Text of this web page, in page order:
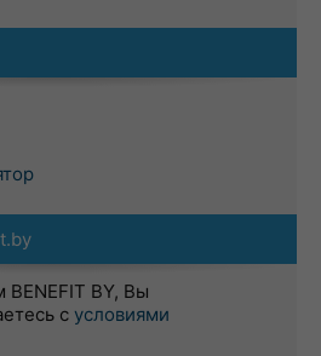
BENEFIT BY, Вы
с условиями